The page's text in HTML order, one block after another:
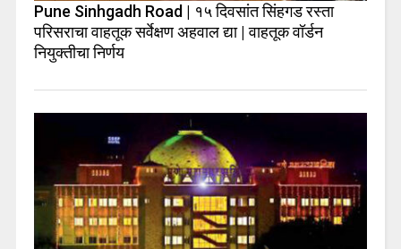
Pune Sinhgadh Road | १५ दिवसांत सिंहगड रस्ता
परिसराचा वाहतूक सर्वेक्षण अहवाल द्या | वाहतूक वॉर्डन
नियुक्तीचा निर्णय